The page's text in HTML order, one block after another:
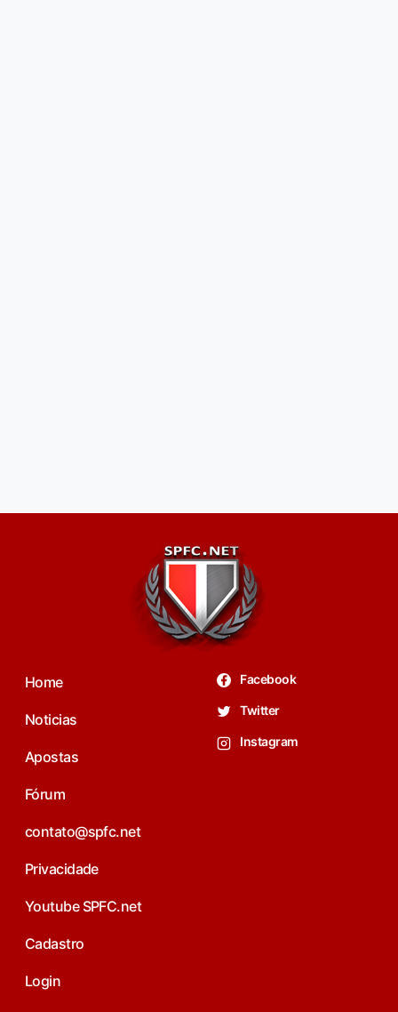
Home
Noticias
Apostas
Fórum
contato@spfc.net
Privacidade
Youtube SPFC.net
Cadastro
Login
Facebook
Twitter
Instagram